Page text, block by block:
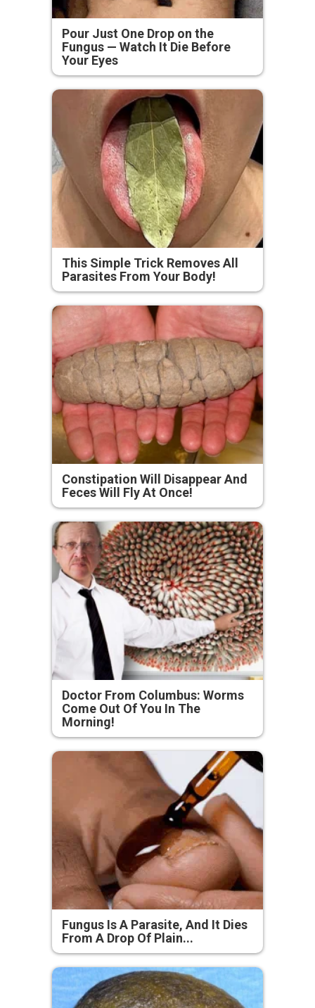
Pour Just One Drop on the
Fungus — Watch It Die Before
Your Eyes
This Simple Trick Removes All
Parasites From Your Body!
Constipation Will Disappear And
Feces Will Fly At Once!
Doctor From Columbus: Worms
Come Out Of You In The
Morning!
Fungus Is A Parasite, And It Dies
From A Drop Of Plain...